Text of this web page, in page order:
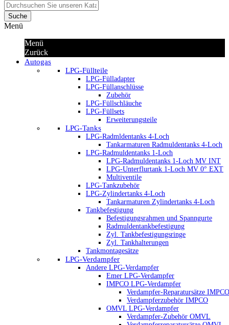
Suche
Menü
Menü
Zurück
Autogas
LPG-Füllteile
LPG-Fülladapter
LPG-Füllanschlüsse
Zubehör
LPG-Füllschläuche
LPG-Füllsets
Erweiterungsteile
LPG-Tanks
LPG-Radmldentanks 4-Loch
Tankarmaturen Radmuldentanks 4-Loch
LPG-Radmuldentanks 1-Loch
LPG-Radmuldentanks 1-Loch MV INT
LPG-Unterflurtank 1-Loch MV 0° EXT
Multiventile
LPG-Tankzubehör
LPG-Zylindertanks 4-Loch
Tankarmaturen Zylindertanks 4-Loch
Tankbefestigung
Befestigungsrahmen und Spanngurte
Radmuldentankbefestigung
Zyl. Tankbefestigungsringe
Zyl. Tankhalterungen
Tankmontagesätze
LPG-Verdampfer
Andere LPG-Verdampfer
Emer LPG-Verdampfer
IMPCO LPG-Verdampfer
Verdampfer-Reparatursätze IMPCO
Verdampferzubehör IMPCO
OMVL LPG-Verdampfer
Verdampfer-Zubehör OMVL